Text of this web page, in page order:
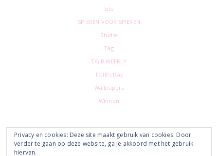
Site
SPIEREN VOOR SPIEREN
Studie
Tag
TGIB WEEKLY
TGIB's Day
Wallpapers
Winnen
Footer
Privacy en cookies: Deze site maakt gebruik van cookies. Door
verder te gaan op deze website, ga je akkoord met het gebruik
hiervan.